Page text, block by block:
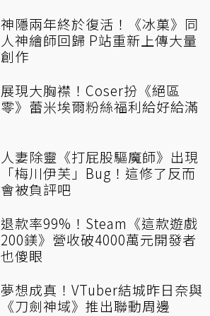
神隱兩年終於復活！《冰菓》同
人神繪師回歸 P站重新上傳大量
創作
展現大胸襟！Coser扮《絕區
零》蕾米埃爾粉絲福利給好給滿
人妻除靈《打屁股驅魔師》出現
「梅川伊芙」Bug！這修了反而
會被負評吧
退款率99%！Steam《這款遊戲
200鎂》營收破4000萬元開發者
也傻眼
夢想成真！VTuber結城昨日奈與
《刀劍神域》推出聯動周邊